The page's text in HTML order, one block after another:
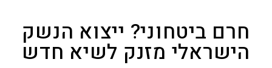
חרם ביטחוני? ייצוא הנשק
הישראלי מזנק לשיא חדש